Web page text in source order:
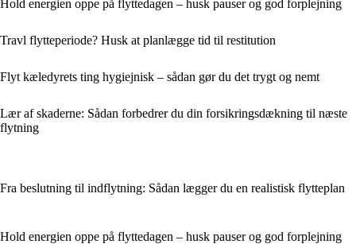
Hold energien oppe på flyttedagen – husk pauser og god forplejning
Travl flytteperiode? Husk at planlægge tid til restitution
Flyt kæledyrets ting hygiejnisk – sådan gør du det trygt og nemt
Lær af skaderne: Sådan forbedrer du din forsikringsdækning til næste
flytning
Fra beslutning til indflytning: Sådan lægger du en realistisk flytteplan
Hold energien oppe på flyttedagen – husk pauser og god forplejning